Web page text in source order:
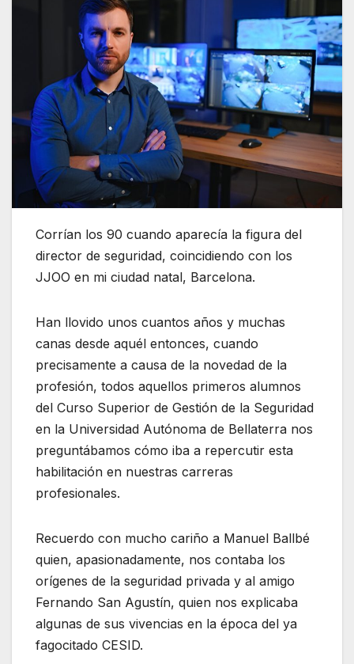
Corrían los 90 cuando aparecía la figura del
director de seguridad, coincidiendo con los
JJOO en mi ciudad natal, Barcelona.
Han llovido unos cuantos años y muchas
canas desde aquél entonces, cuando
precisamente a causa de la novedad de la
profesión, todos aquellos primeros alumnos
del Curso Superior de Gestión de la Seguridad
en la Universidad Autónoma de Bellaterra nos
preguntábamos cómo iba a repercutir esta
habilitación en nuestras carreras
profesionales.
Recuerdo con mucho cariño a Manuel Ballbé
quien, apasionadamente, nos contaba los
orígenes de la seguridad privada y al amigo
Fernando San Agustín, quien nos explicaba
algunas de sus vivencias en la época del ya
fagocitado CESID.